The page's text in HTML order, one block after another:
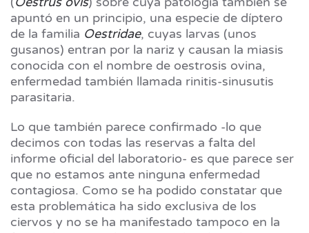
apuntó en un principio, una especie de díptero
de la familia Oestridae, cuyas larvas (unos
gusanos) entran por la nariz y causan la miasis
conocida con el nombre de oestrosis ovina,
enfermedad también llamada rinitis-sinusutis
parasitaria.
Lo que también parece confirmado -lo que
decimos con todas las reservas a falta del
informe oficial del laboratorio- es que parece ser
que no estamos ante ninguna enfermedad
contagiosa. Como se ha podido constatar que
esta problemática ha sido exclusiva de los
ciervos y no se ha manifestado tampoco en la